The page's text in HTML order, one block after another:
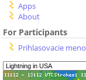
Apps
About
For Participants
Prihlasovacie meno